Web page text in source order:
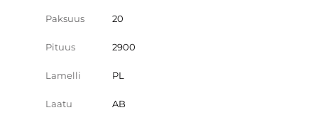
Paksuus 20
Pituus 2900
Lamelli PL
Laatu AB